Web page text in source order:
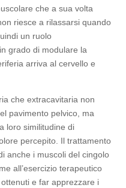
che a sua volta
riesce a rilassarsi quando
un ruolo
grado di modulare la
arriva al cervello e
che extracavitaria non
pavimento pelvico, ma
loro similitudine di
percepito. Il trattamento
anche i muscoli del cingolo
all’esercizio terapeutico
e far apprezzare i